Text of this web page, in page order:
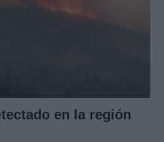
en la región